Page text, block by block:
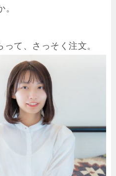
て、さっそく注文。